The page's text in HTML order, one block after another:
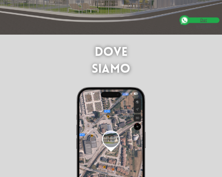
Chat
DOVE
SIAMO